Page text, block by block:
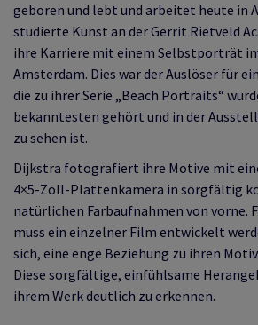
geboren und lebt und arbeitet heute in
studierte Kunst an der Gerrit Rietveld
ihre Karriere mit einem Selbstporträt
Amsterdam. Dies war der Auslöser für
die zu ihrer Serie „Beach Portraits“
bekanntesten gehört und in der
zu sehen ist.
Dijkstra fotografiert ihre Motive mit
4×5-Zoll-Plattenkamera in sorgfältig
natürlichen Farbaufnahmen von vorne.
muss ein einzelner Film entwickelt
sich, eine enge Beziehung zu ihren
Diese sorgfältige, einfühlsame
ihrem Werk deutlich zu erkennen.